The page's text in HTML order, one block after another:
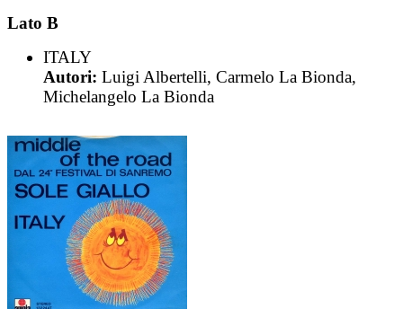
Lato B
ITALY
Autori: Luigi Albertelli, Carmelo La Bionda,
Michelangelo La Bionda